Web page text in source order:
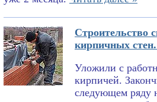
Строительство
кирпичных
Уложили с
кирпичей.
следующем ряду